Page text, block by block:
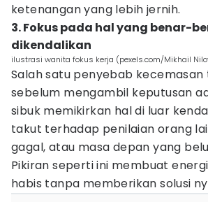
ketenangan yang lebih jernih.
3. Fokus pada hal yang benar-
dikendalikan
ilustrasi wanita fokus kerja (pexels.com/Mikhail
Salah satu penyebab
sebelum mengambil keputusan
sibuk memikirkan hal di luar
takut terhadap penilaian orang
gagal, atau masa depan yang
Pikiran seperti ini membuat
habis tanpa memberikan solusi